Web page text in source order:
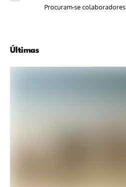
Procuram-se colaboradores
Últimas